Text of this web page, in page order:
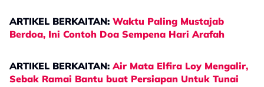
ARTIKEL BERKAITAN: Waktu Paling Mustajab
Berdoa, Ini Contoh Doa Sempena Hari Arafah
ARTIKEL BERKAITAN: Air Mata Elfira Loy Mengalir,
Sebak Ramai Bantu buat Persiapan Untuk Tunai